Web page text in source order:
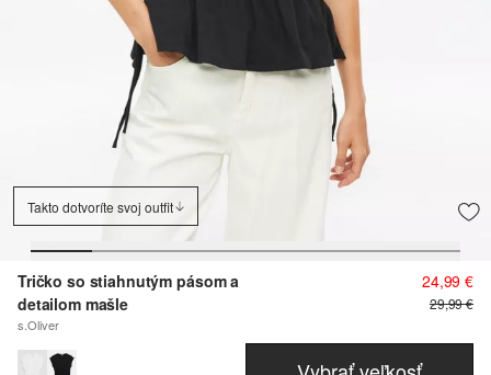
Takto dotvoríte svoj outfit
Tričko so stiahnutým pásom a
detailom mašle
s.Oliver
24,99 €
29,99 €